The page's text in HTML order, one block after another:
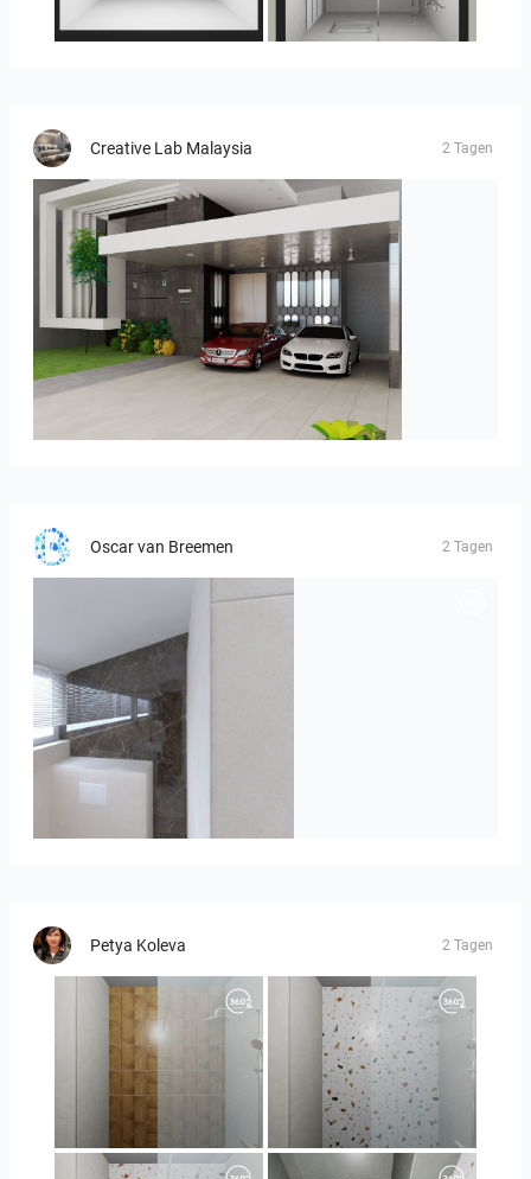
23-030409 bnr. 10
Creative Lab Malaysia 2 Tagen
Oscar van Breemen 2 Tagen
Badkamerhuis
Petya Koleva 2 Tagen
Orlando_kanect_1-01 Orlando_kanect_3-01